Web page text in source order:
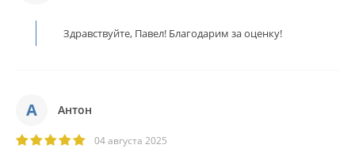
Здравствуйте, Павел! Благодарим за оценку!
А Антон
04 августа 2025